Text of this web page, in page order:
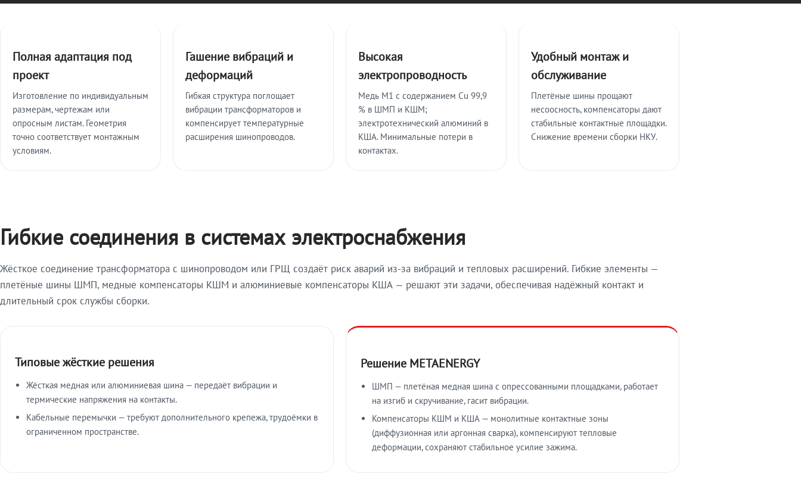
Полная адаптация под
проект
Изготовление по индивидуальным
размерам, чертежам или
опросным листам. Геометрия
точно соответствует монтажным
условиям.
Гашение вибраций и
деформаций
Гибкая структура поглощает
вибрации трансформаторов и
компенсирует температурные
расширения шинопроводов.
Высокая
электропроводность
Медь М1 с содержанием Cu 99,9
% в ШМП и КШМ;
электротехнический алюминий в
КША. Минимальные потери в
контактах.
Удобный монтаж и
обслуживание
Плетёные шины прощают
несоосность, компенсаторы дают
стабильные контактные площадки.
Снижение времени сборки НКУ.
Гибкие соединения в системах электроснабжения
Жёсткое соединение трансформатора с шинопроводом или ГРЩ создаёт риск аварий из-за вибраций и тепловых расширений. Гибкие элементы —
плетёные шины ШМП, медные компенсаторы КШМ и алюминиевые компенсаторы КША — решают эти задачи, обеспечивая надёжный контакт и
длительный срок службы сборки.
Типовые жёсткие решения
Жёсткая медная или алюминиевая шина — передаёт вибрации и
термические напряжения на контакты.
Кабельные перемычки — требуют дополнительного крепежа, трудоёмки в
ограниченном пространстве.
Решение METAENERGY
ШМП — плетёная медная шина с опрессованными площадками, работает
на изгиб и скручивание, гасит вибрации.
Компенсаторы КШМ и КША — монолитные контактные зоны
(диффузионная или аргонная сварка), компенсируют тепловые
деформации, сохраняют стабильное усилие зажима.